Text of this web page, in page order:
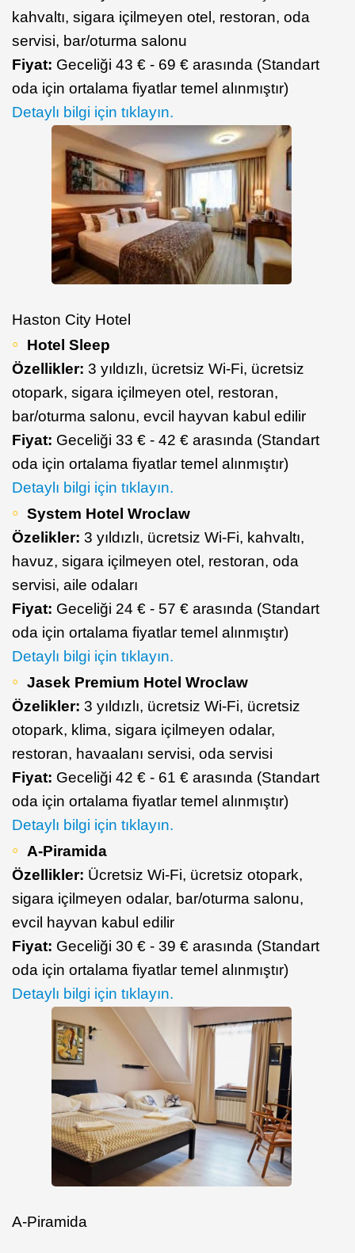
kahvaltı, sigara içilmeyen otel, restoran, oda
servisi, bar/oturma salonu
Fiyat: Geceliği 43 € - 69 € arasında (Standart
oda için ortalama fiyatlar temel alınmıştır)
Detaylı bilgi için tıklayın.
Haston City Hotel
Hotel Sleep
Özellikler: 3 yıldızlı, ücretsiz Wi-Fi, ücretsiz
otopark, sigara içilmeyen otel, restoran,
bar/oturma salonu, evcil hayvan kabul edilir
Fiyat: Geceliği 33 € - 42 € arasında (Standart
oda için ortalama fiyatlar temel alınmıştır)
Detaylı bilgi için tıklayın.
System Hotel Wroclaw
Özelikler: 3 yıldızlı, ücretsiz Wi-Fi, kahvaltı,
havuz, sigara içilmeyen otel, restoran, oda
servisi, aile odaları
Fiyat: Geceliği 24 € - 57 € arasında (Standart
oda için ortalama fiyatlar temel alınmıştır)
Detaylı bilgi için tıklayın.
Jasek Premium Hotel Wroclaw
Özelikler: 3 yıldızlı, ücretsiz Wi-Fi, ücretsiz
otopark, klima, sigara içilmeyen odalar,
restoran, havaalanı servisi, oda servisi
Fiyat: Geceliği 42 € - 61 € arasında (Standart
oda için ortalama fiyatlar temel alınmıştır)
Detaylı bilgi için tıklayın.
A-Piramida
Özellikler: Ücretsiz Wi-Fi, ücretsiz otopark,
sigara içilmeyen odalar, bar/oturma salonu,
evcil hayvan kabul edilir
Fiyat: Geceliği 30 € - 39 € arasında (Standart
oda için ortalama fiyatlar temel alınmıştır)
Detaylı bilgi için tıklayın.
A-Piramida